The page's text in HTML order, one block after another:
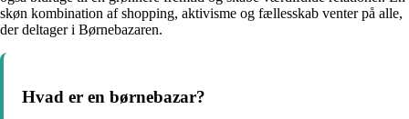
skøn kombination af shopping, aktivisme og fællesskab venter på alle,
der deltager i Børnebazaren.
Hvad er en børnebazar?